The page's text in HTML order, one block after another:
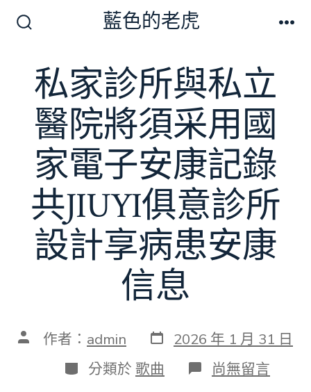
切
換
開
關
藍色的老虎
私家診所與私立
醫院將須采用國
家電子安康記錄
共JIUYI俱意診所
設計享病患安康
信息
文 作者： admin 發
表
日
期
2026 年 1 月 31 日
分
類
分類於 歌曲 在
〈私
尚無留言